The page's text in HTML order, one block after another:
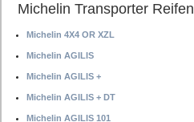
Michelin Transporter Reifen
Michelin 4X4 OR XZL
Michelin AGILIS
Michelin AGILIS +
Michelin AGILIS + DT
Michelin AGILIS 101